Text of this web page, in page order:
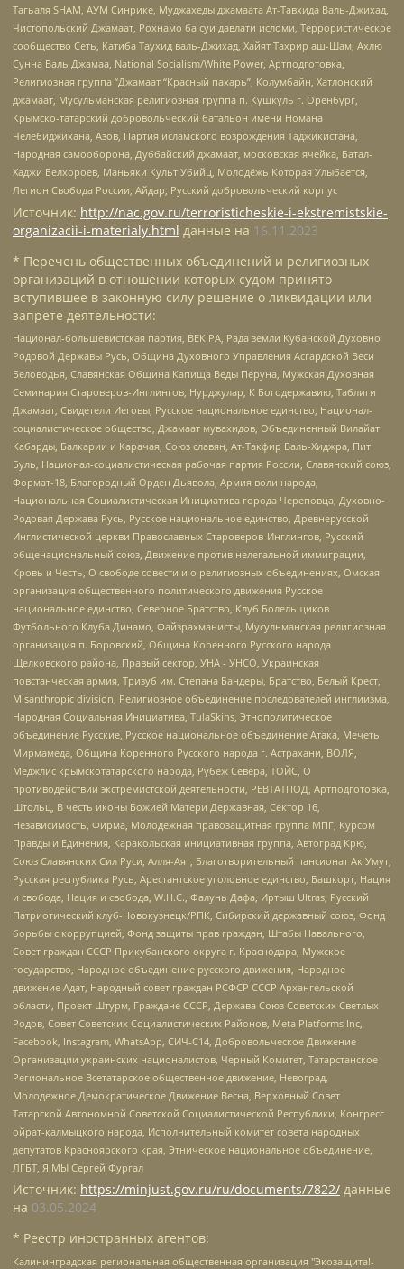
Тагьаля SHAM, АУМ Синрике, Муджахеды джамаата Ат-Тавхида Валь-Джихад,
Чистопольский Джамаат, Рохнамо ба суи давлати исломи, Террористическое
сообщество Сеть, Катиба Таухид валь-Джихад, Хайят Тахрир аш-Шам, Ахлю
Сунна Валь Джамаа, National Socialism/White Power, Артподготовка,
Религиозная группа “Джамаат “Красный пахарь”, Колумбайн, Хатлонский
джамаат, Мусульманская религиозная группа п. Кушкуль г. Оренбург,
Крымско-татарский добровольческий батальон имени Номана
Челебиджихана, Азов, Партия исламского возрождения Таджикистана,
Народная самооборона, Дуббайский джамаат, московская ячейка, Батал-
Хаджи Белхороев, Маньяки Культ Убийц, Молодёжь Которая Улыбается,
Легион Свобода России, Айдар, Русский добровольческий корпус
Источник: http://nac.gov.ru/terroristicheskie-i-ekstremistskie-
organizacii-i-materialy.html данные на 16.11.2023
* Перечень общественных объединений и религиозных
организаций в отношении которых судом принято
вступившее в законную силу решение о ликвидации или
запрете деятельности:
Национал-большевистская партия, ВЕК РА, Рада земли Кубанской Духовно
Родовой Державы Русь, Община Духовного Управления Асгардской Веси
Беловодья, Славянская Община Капища Веды Перуна, Мужская Духовная
Семинария Староверов-Инглингов, Нурджулар, К Богодержавию, Таблиги
Джамаат, Свидетели Иеговы, Русское национальное единство, Национал-
социалистическое общество, Джамаат мувахидов, Объединенный Вилайат
Кабарды, Балкарии и Карачая, Союз славян, Ат-Такфир Валь-Хиджра, Пит
Буль, Национал-социалистическая рабочая партия России, Славянский союз,
Формат-18, Благородный Орден Дьявола, Армия воли народа,
Национальная Социалистическая Инициатива города Череповца, Духовно-
Родовая Держава Русь, Русское национальное единство, Древнерусской
Инглистической церкви Православных Староверов-Инглингов, Русский
общенациональный союз, Движение против нелегальной иммиграции,
Кровь и Честь, О свободе совести и о религиозных объединениях, Омская
организация общественного политического движения Русское
национальное единство, Северное Братство, Клуб Болельщиков
Футбольного Клуба Динамо, Файзрахманисты, Мусульманская религиозная
организация п. Боровский, Община Коренного Русского народа
Щелковского района, Правый сектор, УНА - УНСО, Украинская
повстанческая армия, Тризуб им. Степана Бандеры, Братство, Белый Крест,
Misanthropic division, Религиозное объединение последователей инглиизма,
Народная Социальная Инициатива, TulaSkins, Этнополитическое
объединение Русские, Русское национальное объединение Атака, Мечеть
Мирмамеда, Община Коренного Русского народа г. Астрахани, ВОЛЯ,
Меджлис крымскотатарского народа, Рубеж Севера, ТОЙС, О
противодействии экстремистской деятельности, РЕВТАТПОД, Артподготовка,
Штольц, В честь иконы Божией Матери Державная, Сектор 16,
Независимость, Фирма, Молодежная правозащитная группа МПГ, Курсом
Правды и Единения, Каракольская инициативная группа, Автоград Крю,
Союз Славянских Сил Руси, Алля-Аят, Благотворительный пансионат Ак Умут,
Русская республика Русь, Арестантское уголовное единство, Башкорт, Нация
и свобода, Нация и свобода, W.H.С., Фалунь Дафа, Иртыш Ultras, Русский
Патриотический клуб-Новокузнецк/РПК, Сибирский державный союз, Фонд
борьбы с коррупцией, Фонд защиты прав граждан, Штабы Навального,
Совет граждан СССР Прикубанского округа г. Краснодара, Мужское
государство, Народное объединение русского движения, Народное
движение Адат, Народный совет граждан РСФСР СССР Архангельской
области, Проект Штурм, Граждане СССР, Держава Союз Советских Светлых
Родов, Совет Советских Социалистических Районов, Meta Platforms Inc,
Facebook, Instagram, WhatsApp, СИЧ-С14, Добровольческое Движение
Организации украинских националистов, Черный Комитет, Татарстанское
Региональное Всетатарское общественное движение, Невоград,
Молодежное Демократическое Движение Весна, Верховный Совет
Татарской Автономной Советской Социалистической Республики, Конгресс
ойрат-калмыцкого народа, Исполнительный комитет совета народных
депутатов Красноярского края, Этническое национальное объединение,
ЛГБТ, Я.МЫ Сергей Фургал
Источник: https://minjust.gov.ru/ru/documents/7822/ данные
на 03.05.2024
* Реестр иностранных агентов:
Калининградская региональная общественная организация "Экозащита!-Женсовет", Фонд содействия защите прав и свобод граждан "Общественный вердикт", Фонд "Институт Развития Свободы Информации", Частное учреждение "Информационное агентство МЕМО. РУ", Региональная общественная организация "Общественная комиссия по сохранению наследия академика Сахарова", Фонд поддержки свободы прессы, Санкт-Петербургская общественная правозащитная организация "Гражданский контроль", Межрегиональная общественная организация "Информационно-просветительский центр "Мемориал", Региональный Фонд "Центр Защиты Прав Средств Массовой Информации", с 05.12.2023 Фонд "Центр Защиты Прав Средств массовой информации", Региональная общественная благотворительная организация помощи беженцам и мигрантам "Гражданское содействие", Негосударственное образовательное учреждение дополнительного профессионального образования (повышение квалификации) специалистов "АКАДЕМИЯ ПО ПРАВАМ ЧЕЛОВЕКА", Свердловская региональная общественная организация "Сутяжник", Автономная некоммерческая организация "Центр независимых социологических исследований", Союз общественных объединений "Российский исследовательский центр по правам человека", Региональное общественное учреждение научно-информационный центр "МЕМОРИАЛ", Некоммерческая организация "Фонд защиты гласности", Автономная некоммерческая организация "Институт прав человека", Городская общественная организация "Екатеринбургское общество "МЕМОРИАЛ", Городская общественная организация "Рязанское историко-просветительское и правозащитное общество "Мемориал" (Рязанский Мемориал), Челябинский региональный орган общественной самодеятельности – женское общественное объединение "Женщины Евразии", Челябинский региональный орган общественной самодеятельности "Уральская правозащитная группа", Фонд содействия защите здоровья и социальной справедливости имени Андрея Рылькова, Автономная Некоммерческая Организация "Аналитический Центр Юрия Левады", Автономная некоммерческая организация социальной поддержки населения "Проект Апрель", Региональная общественная организация помощи женщинам и детям, находящимся в кризисной ситуации "Информационно-методический центр "Анна", Фонд содействия развитию массовых коммуникаций и правовому просвещению "Так-так-Так", Фонд содействия устойчивому развитию "Серебряная тайга", Свердловский региональный общественный фонд социальных проектов "Новое время", "Idel.Реалии", Кавказ.Реалии, Крым.Реалии, Телеканал Настоящее Время, Татаро-башкирская служба Радио Свобода (Azatliq Radiosi), Радио Свободная Европа/Радио Свобода (PCE/PC), "Сибирь.Реалии", "Фактограф", Благотворительный фонд помощи осужденным и их семьям, Автономная некоммерческая организация "Институт глобализации и социальных движений", Фонд "В защиту прав заключенных", Частное учреждение "Центр поддержки и содействия развитию средств массовой информации", Пензенский региональный общественный благотворительный фонд "Гражданский союз", "Север.Реалии", Некоммерческая организация Фонд "Правовая инициатива", Общество с ограниченной ответственностью "Радио Свободная Европа/Радио Свобода", Чешское информационное агентство "MEDIUM-ORIENT", Красноярская региональная общественная организация "Мы против СПИДа", Камалягин Денис Николаевич, Маркелов Сергей Евгеньевич, Пономарев Лев Александрович, Савицкая Людмила Алексеевна, Автономная некоммерческая организация "Центр по работе с проблемой насилия "НАСИЛИЮ.НЕТ", Межрегиональный профессиональный союз работников здравоохранения "Альянс врачей", Юридическое лицо, зарегистрированное в Латвийской Республике, SIA "Medusa Project" (регистрационный номер 40103797863, дата регистрации 10.06.2014), Некоммерческая организация "Фонд по борьбе с коррупцией", Автономная некоммерческая организация "Институт права и публичной политики", Баданин Роман Сергеевич, Гликин Максим Александрович, Железнова Мария Михайловна, Лукьянова Юлия Сергеевна, Маетная Елизавета Витальевна, Маняхин Петр Борисович, Чуракова Ольга Владимировна, Ярош Юлия Петровна, Юридическое лицо "The Insider SIA", зарегистрированное в Риге, Латвийская Республика (дата регистрации 26.06.2015), являющееся администратором доменного имени интернет-издания "The Insider SIA", https://theins.ru, Постернак Алексей Евгеньевич, Рубин Михаил Аркадьевич, Анин Роман Александрович, Юридическое лицо Istories fonds, зарегистрированное в Латвийской Республике (регистрационный номер 50008295751, дата регистрации 24.02.2020), Великовский Дмитрий Александрович, Долинина Ирина Николаевна, Мароховская Алеся Алексеевна, Шлейнов Роман Юрьевич, Шмагун Олеся Валентиновна, Общество с ограниченной ответственностью "Альтаир 2021", Общество с ограниченной ответственностью "Вега 2021", Общество с ограниченной ответственностью "Главный редактор 2021", Общество с ограниченной ответственностью "Ромашки монолит", Важенков Артем Валерьевич, Ивановская областная общественная организация "Центр гендерных исследований", Гурман Юрий Альбертович, Медиапроект "ОВД-Инфо", Егоров Владимир Владимирович, Жилинский Владимир Александрович, Общество с ограниченной ответственностью "ЗП", Иванова София Юрьевна, Карезина Инна Павловна, Кильтау Екатерина Викторовна, Петров Алексей Викторович, Пискунов Сергей Евгеньевич, Смирнов Сергей Сергеевич, Тихонов Михаил Сергеевич, Общество с ограниченной ответственностью "ЖУРНАЛИСТ-ИНОСТРАННЫЙ АГЕНТ", Арапова Галина Юрьевна, Вольтская Татьяна Анатольевна, Американская компания "Mason G.E.S. Anonymous Foundation" (США), являющаяся владельцем интернет-издания https://mnews.world/, Компания "Stichting Bellingcat", зарегистрированная в Нидерландах (дата регистрации 11.07.2018), Захаров Андрей Вячеславович, Клепиковская Екатерина Дмитриевна, Общество с ограниченной ответственностью "МЕМО", Перл Роман Александрович, Симонов Евгений Алексеевич, Соловьева Елена Анатольевна, Сотников Даниил Владимирович, Сурначева Елизавета Дмитриевна, Автономная некоммерческая организация по защите прав человека и информированию населения "Якутия – Наше Мнение", Общество с ограниченной ответственностью "Москоу диджитал медиа", с 26.01.2023 Общество с ограниченной ответственностью "Чайка Белые сады", Ветошкина Валерия Валерьевна, Заговора Максим Александрович, Межрегиональное общественное движение "Российская ЛГБТ - сеть", Оленичев Максим Владимирович, Павлов Иван Юрьевич, Скворцова Елена Сергеевна, Общество с ограниченной ответственностью "Как бы инагент", Кочетков Игорь Викторович, Общество с ограниченной ответственностью "Честные выборы", Еланчик Олег Александрович, Общество с ограниченной ответственностью "Нобелевский призыв", Гималова Регина Эмилевна, Григорьев Андрей Валерьевич, Григорьева Алина Александровна, Ассоциация по содействию защите прав призывников, альтернативнослужащих и военнослужащих "Правозащитная группа "Гражданин.Армия.Право", Хисамова Регина Фаритовна, Автономная некоммерческая организация по реализации социально-правовых программ "Лилит", Дальневосточное общественное движение "Маяк", Санкт-Петербургская ЛГБТ-инициативная группа "Выход", Инициативная группа ЛГБТ+ "Реверс", Алексеев Андрей Викторович, Бекбулатова Таисия Львовна, Беляев Иван Михайлович, Владыкина Елена Сергеевна, Гельман Марат Александрович, Никульшина Вероника Юрьевна, Толоконникова Надежда Андреевна, Шендерович Виктор Анатольевич, Общество с ограниченной ответственностью "Данное сообщение", Общество с ограниченной ответственностью Издательский дом "Новая глава", Айнбиндер Александра Александровна, Московский комьюнити-центр для ЛГБТ+инициатив, Благотворительный фонд развития филантропии, Deutsche Welle (Германия, Kurt-Schumacher-Strasse 3, 53113 Bonn), Борзунова Мария Михайловна, Воробьев Виктор Викторович, Голубева Анна Львовна, Константинова Алла Михайловна, Малкова Ирина Владимировна, Мурадов Мурад Абдулгалимович, Осетинская Елизавета Николаевна, Понасенков Евгений Николаевич, Ганапольский Матвей Юрьевич, Киселев Евгений Алексеевич, Борухович Ирина Григорьевна, Дремин Иван Тимофеевич, Дубровский Дмитрий Викторович, Красноярская региональная общественная организация поддержки и развития альтернативных образовательных технологий и межкультурных коммуникаций "ИНТЕРРА", Маяковская Екатерина Алексеевна, Фейгин Марк Захарович, Филимонов Андрей Викторович, Дзугкоева Регина Николаевна, Доброхотов Роман Александрович, Дудь Юрий Александрович, Елкин Сергей Владимирович, Кругликов Кирилл Игоревич, Сабунаева Мария Леонидовна, Семенов Алексей Владимирович, Шаинян Карен Багратович, Шульман Екатерина Михайловна, Асафьев Артур Валерьевич, Вахштайн Виктор Семенович, Венедиктов Алексей Алексеевич, Лушникова Екатерина Евгеньевна, Волков Леонид Михайлович, Невзоров Александр Глебович, Пархоменко Сергей Борисович, Сироткин Ярослав Николаевич, Кара-Мурза Владимир Владимирович, Баранова Наталья Владимировна, Гозман Леонид Яковлевич, Кагарлицкий Борис Юльевич, Климарев Михаил Валерьевич, Милов Владимир Станиславович, Автономная некоммерческая организация Краснодарский центр современного искусства "Типография", Моргенштерн Алишер Тагирович, Соболь Любовь Эдуардовна, Общество с ограниченной ответственностью "ЛИЗА НОРМ", Каспаров Гарри Кимович, Ходорковский Михаил Борисович, Общество с ограниченной ответственностью "Апрельские тезисы", Данилович Ирина Брониславовна, Кашин Олег Владимирович, Петров Николай Владимирович, Пивоваров Алексей Владимирович, Соколов Михаил Владимирович, Цветкова Юлия Владимировна, Чичваркин Евгений Александрович, Комитет против пыток/Команда против пыток, Общество с ограниченной ответственностью "Первый научный", Общество с ограниченной ответственностью "Вертолет и ко", Белоцерковская Вероника Борисовна, Кац Максим Евгеньевич, Лазарева Татьяна Юрьевна, Шаведдинов Руслан Табризович, Яшин Илья Валерьевич, Общество с ограниченной ответственностью "Иноагент ААВ", Алешковский Дмитрий Петрович, Альбац Евгения Марковна, Быков Дмитрий Львович, Галямина Юлия Евгеньевна, Лойко Сергей Леонидович, Мартынов Кирилл Константинович, Медведев Сергей Александрович, Крашенинников Федор Геннадиевич, Гордеева Катерина Вл